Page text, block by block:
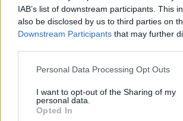
IAB’s list of downstream participants. This
also be disclosed by us to third parties on
Downstream Participants that may further
Personal Data Processing Opt Outs
I want to opt-out of the Sharing of my
personal data.
Opted In
Komentáře
autobus